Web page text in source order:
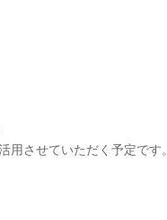
させていただく予定です。